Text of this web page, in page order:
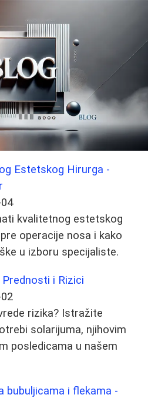
Estetskog Hirurga -
kvalitetnog estetskog
operacije nosa i kako
u izboru specijaliste.
i Rizici
rizika? Istražite
solarijuma, njihovim
posledicama u našem
bubuljicama i flekama -